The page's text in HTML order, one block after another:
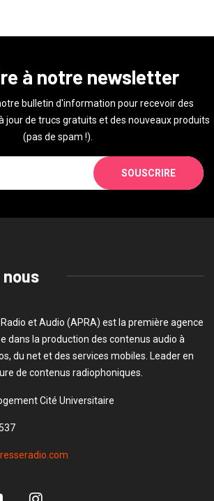
à notre newsletter
bulletin d'information pour recevoir des
jour de trucs gratuits et des nouveaux produits
(pas de spam !).
SOUSCRIRE
Radio et Audio (APRA) est la première agence
dans la production des contenus audio à
du net et des services mobiles. Leader en
de contenus radiophoniques.
Cité Universitaire